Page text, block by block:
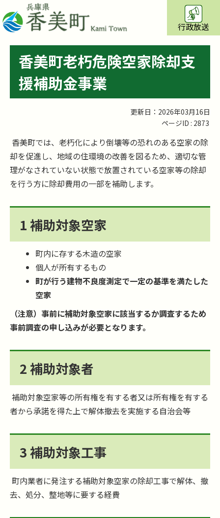
行政放送
香美町老朽危険空家除却支
援補助金事業
更新日：2026年03月16日
ページID : 2873
香美町では、老朽化により倒壊等の恐れのある空家の除
却を促進し、地域の住環境の改善を図るため、適切な管
理がなされていない状態で放置されている空家等の除却
を行う方に除却費用の一部を補助します。
1 補助対象空家
町内に存する木造の空家
個人が所有するもの
町が行う建物不良度測定で一定の基準を満たした
空家
（注意）事前に補助対象空家に該当するか調査するため
事前調査の申し込みが必要となります。
2 補助対象者
補助対象空家等の所有権を有する者又は所有権を有する
者から承諾を得た上で解体撤去を実施する自治会等
3 補助対象工事
町内業者に発注する補助対象空家の除却工事で解体、撤
去、処分、整地等に要する経費